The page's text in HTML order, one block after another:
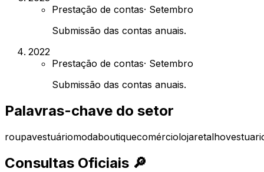
Prestação de contas· Setembro
Submissão das contas anuais.
2022
Prestação de contas· Setembro
Submissão das contas anuais.
Palavras-chave do setor
roupavestuáriomodaboutiquecomérciolojaretalho
Consultas Oficiais 🔎